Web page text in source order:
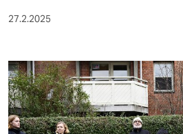
shop
unterstützen
abo
genossenschaft
27.2.2025